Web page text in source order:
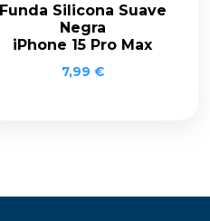
Funda Silicona Suave
Negra
iPhone 15 Pro Max
7,99 €